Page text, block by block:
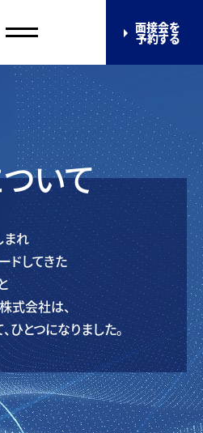
面接会を
予約する
いて
まれ
ドしてきた
式会社は、
ひとつになりました。